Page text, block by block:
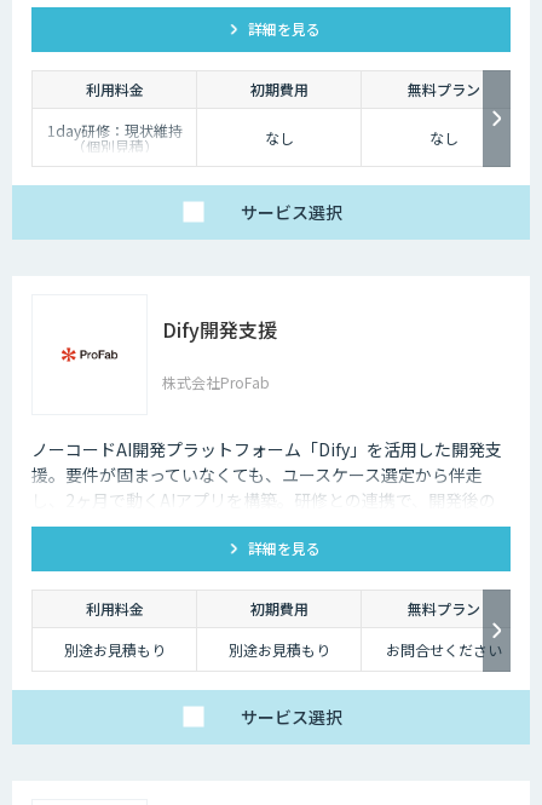
詳細を見る
利用料金 初期費用
無料プラン
1day研修：現状維持
（個別見積）
スタンダードプラン：
なし なし
サービス選択
Dify開発支援
株式会社ProFab
ノーコードAI開発プラットフォーム「Dify」を活用した開発支
援。要件が固まっていなくても、ユースケース選定から伴走
し、2ヶ月で動くAIアプリを構築。研修との連携で、開発後の
内製化・自走までサポートします。
詳細を見る
利用料金 初期費用
無料プラン
別途お見積もり
別途お見積もり お問合せください
サービス選択